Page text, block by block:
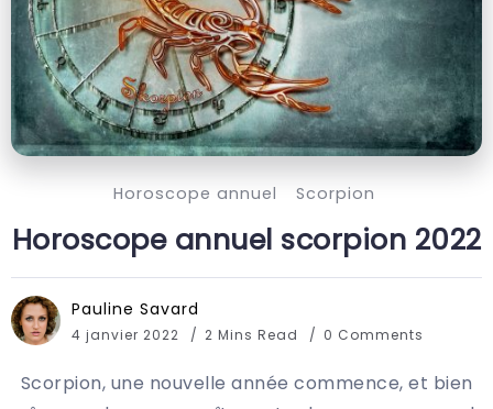
Horoscope annuel Scorpion
Horoscope annuel scorpion 2022
Pauline Savard
4 janvier 2022 2 Mins Read 0 Comments
Scorpion, une nouvelle année commence, et bien